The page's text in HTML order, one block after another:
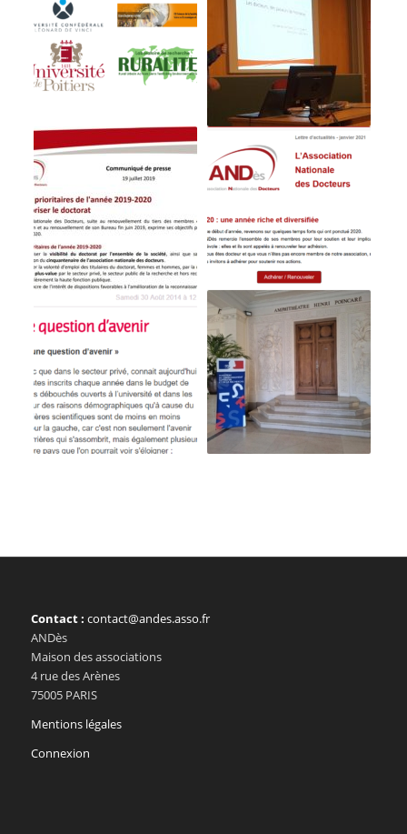
Contact : contact@andes.asso.fr
ANDès
Maison des associations
4 rue des Arènes
75005 PARIS
Mentions légales
Connexion